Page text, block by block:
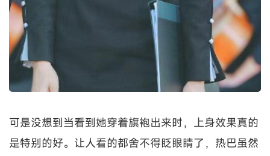
可是没想到当看到她穿着旗袍出来时，上身效果真的
是特别的好。让人看的都舍不得眨眼睛了，热巴虽然